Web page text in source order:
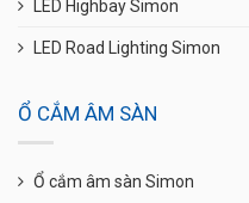
LED Highbay Simon
LED Road Lighting Simon
Ổ CẮM ÂM SÀN
Ổ cắm âm sàn Simon